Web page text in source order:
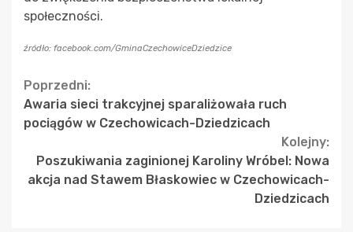
społeczności.
źródło: facebook.com/GminaCzechowiceDziedzice
Continue
Reading
Poprzedni:
Awaria sieci trakcyjnej sparaliżowała ruch
pociągów w Czechowicach-Dziedzicach
Kolejny:
Poszukiwania zaginionej Karoliny Wróbel: Nowa
akcja nad Stawem Błaskowiec w Czechowicach-
Dziedzicach